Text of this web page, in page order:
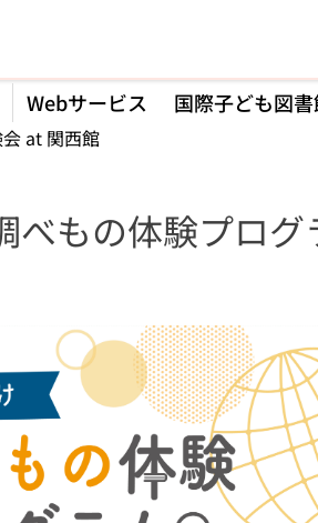
Webサービス 国際子ども図
at 関西館
べもの体験プログ